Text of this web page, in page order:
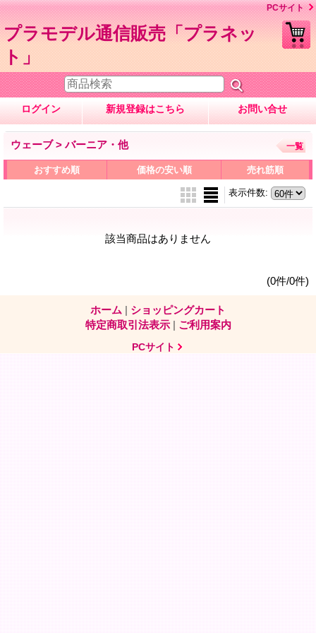
PCサイト
プラモデル通信販売「プラネッ
ト」
ログイン 新規登録はこちら お問い合せ
ウェーブ > バーニア・他 一覧
おすすめ順 価格の安い順 売れ筋順
表示件数:
該当商品はありません
(0件/0件)
ホーム | ショッピングカート
特定商取引法表示 | ご利用案内
PCサイト